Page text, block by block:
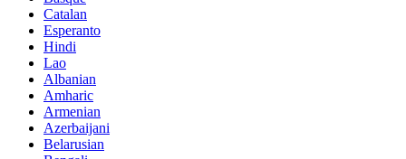
Catalan
Esperanto
Hindi
Lao
Albanian
Amharic
Armenian
Azerbaijani
Belarusian